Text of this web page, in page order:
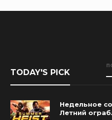
TODAY'S PICK
Недельное
Летний